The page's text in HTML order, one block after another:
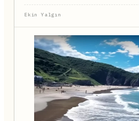
Ekin Yalgın